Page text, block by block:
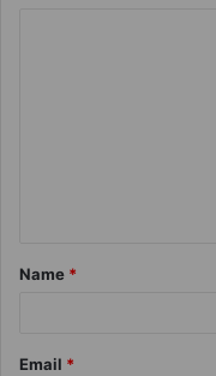
Name *
Email *